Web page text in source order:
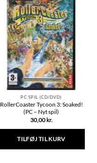
PC SPIL (CD/DVD)
RollerCoaster Tycoon 3: Soaked!
(PC – Nyt spil)
30,00 kr.
TILFØJ TIL KURV